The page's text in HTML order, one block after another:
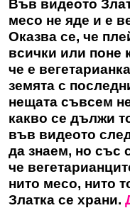
Във видеото
месо не яде и е
Оказва се, че
всички или поне
че е
земята с
нещата съвсем
какво се дължи
във видеото
да знаем, но със
че
нито месо, нито
Златка се храни.